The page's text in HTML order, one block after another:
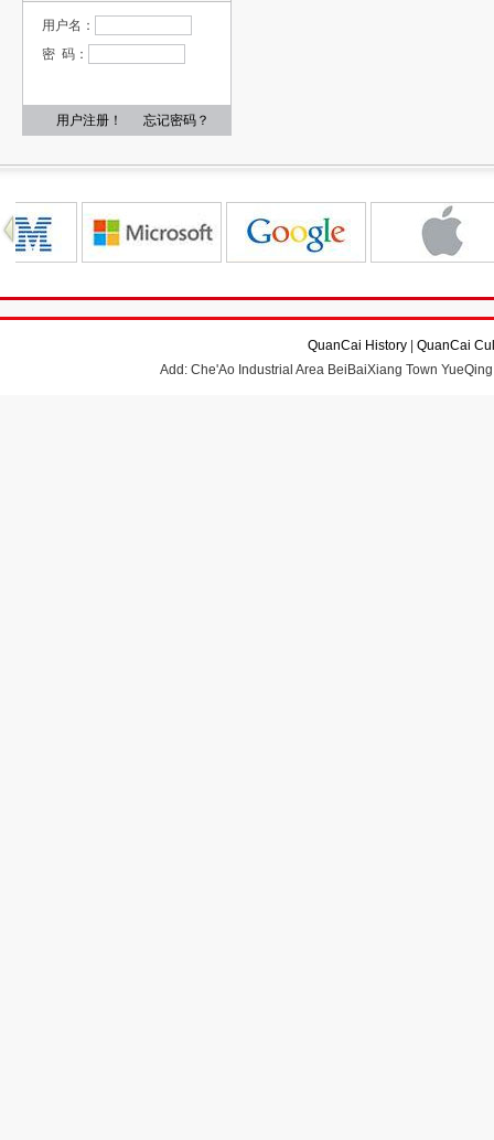
用户名：
密 码：
用户注册！ 忘记密码？
QuanCai History
QuanCai
Add: Che'Ao Industrial Area BeiBaiXiang Town